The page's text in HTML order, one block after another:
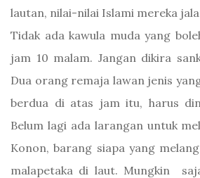
lautan, nilai-nilai Islami mereka
Tidak ada kawula muda yang
jam 10 malam. Jangan dikira
Dua orang remaja lawan jenis
berdua di atas jam itu, harus
Belum lagi ada larangan untuk
Konon, barang siapa yang
malapetaka di laut. Mungkin